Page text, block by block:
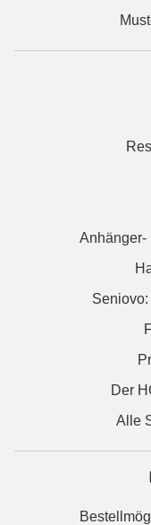
Anhänger-
Der
Alle